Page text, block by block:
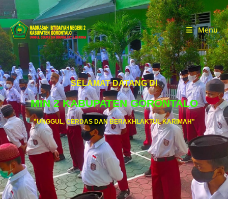
Menu
SELAMAT DATANG DI
MIN 2 KABUPATEN GORONTALO
"UNGGUL, CERDAS DAN BERAKHLAKTUL KARIMAH"